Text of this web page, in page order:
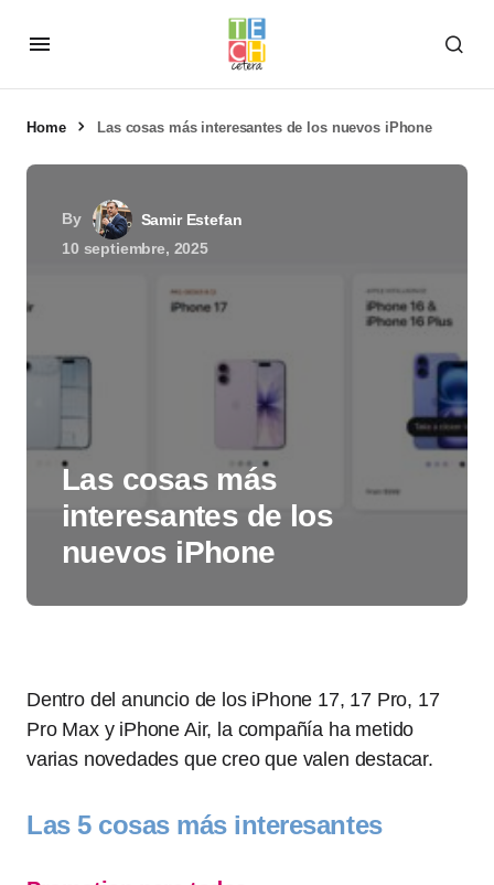
Home Las cosas más interesantes de los nuevos iPhone
By
Samir Estefan
10 septiembre, 2025
Las cosas más
interesantes de los
nuevos iPhone
Dentro del anuncio de los iPhone 17, 17 Pro, 17
Pro Max y iPhone Air, la compañía ha metido
varias novedades que creo que valen destacar.
Las 5 cosas más interesantes